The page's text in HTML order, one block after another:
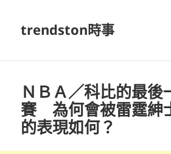
trendston時事
ＮＢＡ／科比的最後
賽 為何會被雷霆
的表現如何？